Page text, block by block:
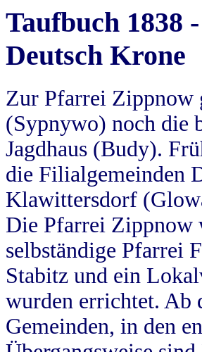
Taufbuch 1838
Deutsch Krone
Zur Pfarrei Zippnow
(Sypnywo) noch die
Jagdhaus (Budy).
die Filialgemeinden
Klawittersdorf
Die Pfarrei Zippnow
selbständige Pfarrei
Stabitz und ein
wurden errichtet. Ab
Gemeinden, in den